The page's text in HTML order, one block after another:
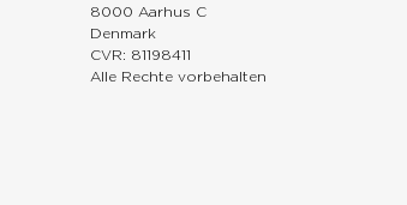
8000 Aarhus C
Denmark
CVR: 81198411
Alle Rechte vorbehalten